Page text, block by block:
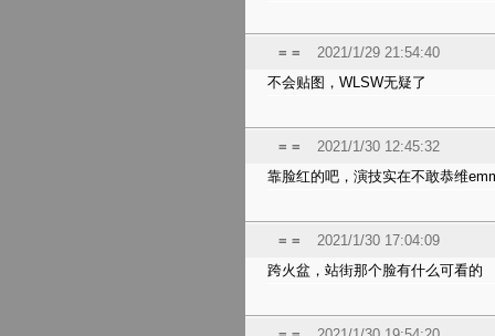
= =
2021/1/29 21:54:40
不会贴图，WLSW无疑了
= =
2021/1/30 12:45:32
靠脸红的吧，演技实在不敢恭维
= =
2021/1/30 17:04:09
跨火盆，站街那个脸有什么可看的